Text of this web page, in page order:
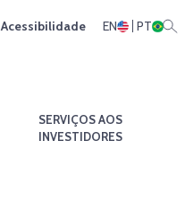
Acessibilidade EN PT
SERVIÇOS AOS
INVESTIDORES